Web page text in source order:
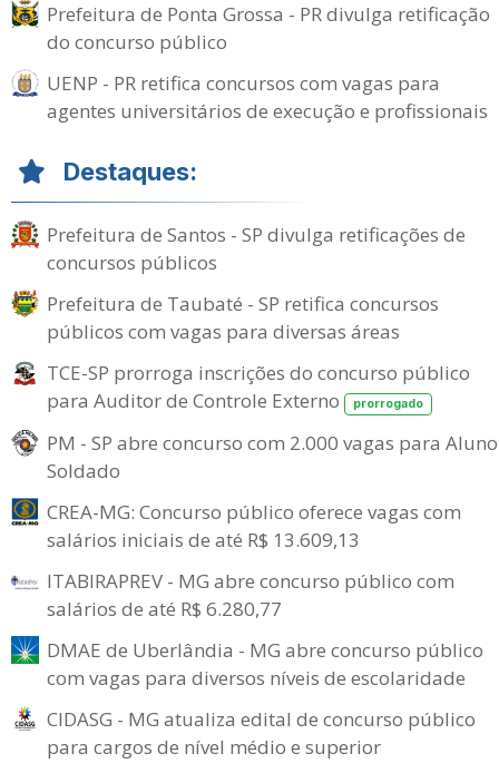
Prefeitura de Ponta Grossa - PR divulga retificação
do concurso público
UENP - PR retifica concursos com vagas para
agentes universitários de execução e profissionais
Destaques:
Prefeitura de Santos - SP divulga retificações de
concursos públicos
Prefeitura de Taubaté - SP retifica concursos
públicos com vagas para diversas áreas
TCE-SP prorroga inscrições do concurso público
para Auditor de Controle Externo
prorrogado
PM - SP abre concurso com 2.000 vagas para
Soldado
CREA-MG: Concurso público oferece vagas com
salários iniciais de até R$ 13.609,13
ITABIRAPREV - MG abre concurso público com
salários de até R$ 6.280,77
DMAE de Uberlândia - MG abre concurso público
com vagas para diversos níveis de escolaridade
CIDASG - MG atualiza edital de concurso público
para cargos de nível médio e superior